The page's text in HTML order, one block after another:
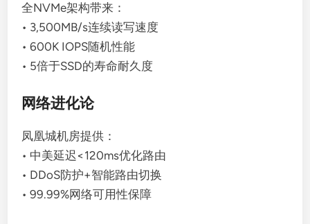
全NVMe架构带来：
• 3,500MB/s连续读写速度
• 600K IOPS随机性能
• 5倍于SSD的寿命耐久度
网络进化论
凤凰城机房提供：
• 中美延迟<120ms优化路由
• DDoS防护+智能路由切换
• 99.99%网络可用性保障